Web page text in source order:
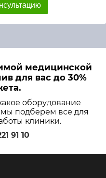
медицинской
для вас до 30%
оборудование
подберем все для
клиники.
91 10